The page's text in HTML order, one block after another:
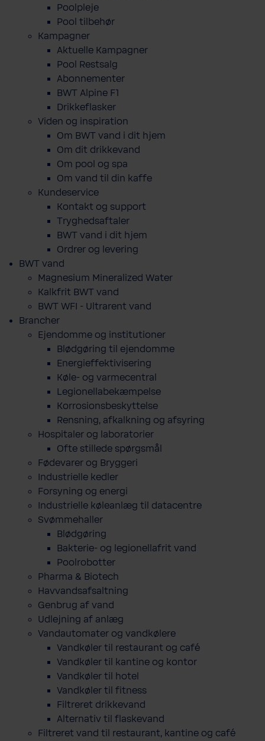
Poolpleje
Pool tilbehør
Kampagner
Aktuelle Kampagner
Pool Restsalg
Abonnementer
BWT Alpine F1
Drikkeflasker
Viden og inspiration
Om BWT vand i dit hjem
Om dit drikkevand
Om pool og spa
Om vand til din kaffe
Kundeservice
Kontakt og support
Tryghedsaftaler
BWT vand i dit hjem
Ordrer og levering
BWT vand
Magnesium Mineralized Water
Kalkfrit BWT vand
BWT WFI - Ultrarent vand
Brancher
Ejendomme og institutioner
Blødgøring til ejendomme
Energieffektivisering
Køle- og varmecentral
Legionellabekæmpelse
Korrosionsbeskyttelse
Rensning, afkalkning og afsyring
Hospitaler og laboratorier
Ofte stillede spørgsmål
Fødevarer og Bryggeri
Industrielle kedler
Forsyning og energi
Industrielle køleanlæg til datacentre
Svømmehaller
Blødgøring
Bakterie- og legionellafrit vand
Poolrobotter
Pharma & Biotech
Havvandsafsaltning
Genbrug af vand
Udlejning af anlæg
Vandautomater og vandkølere
Vandkøler til restaurant og café
Vandkøler til kantine og kontor
Vandkøler til hotel
Vandkøler til fitness
Filtreret drikkevand
Alternativ til flaskevand
Filtreret vand til restaurant, kantine og café